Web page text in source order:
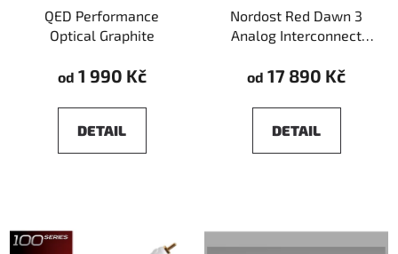
QED Performance
Optical Graphite
od 1 990 Kč
DETAIL
Nordost Red Dawn 3
Analog Interconnect
od 17 890 Kč
DETAIL